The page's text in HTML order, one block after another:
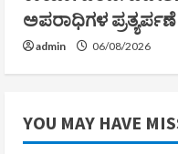
ಅಪರಾಧಿಗಳ
admin 06/08/2026
YOU MAY HAVE